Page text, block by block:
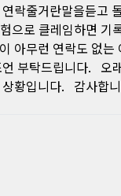
락줄거란말을듣고
으로 클레임하면 기
아무런 연락도 없
부탁드립니다. 오
황입니다. 감사합